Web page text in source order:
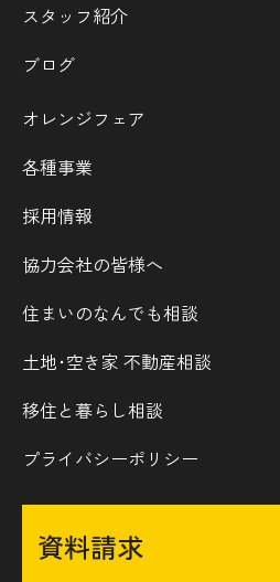
スタッフ紹介
ブログ
オレンジフェア
各種事業
採用情報
協力会社の皆様へ
住まいのなんでも相談
土地･空き家 不動産相談
移住と暮らし相談
プライバシーポリシー
資料請求